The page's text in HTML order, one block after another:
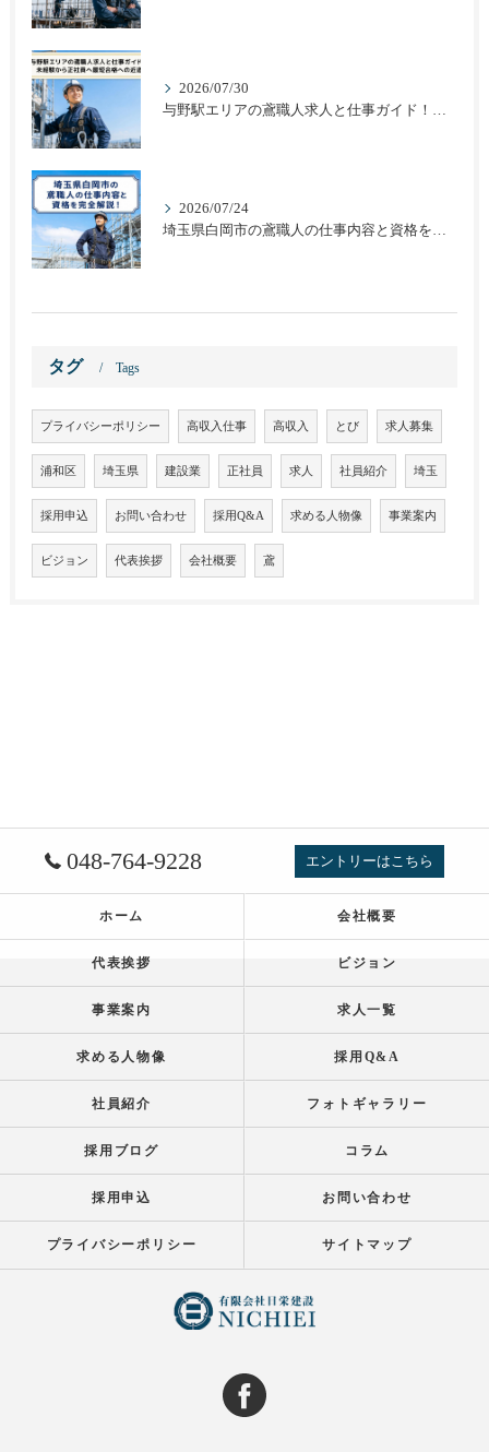
2026/07/30
2026/07/24
タグ Tags
プライバシーポリシー 高収入仕事 高収入 とび 求人募集
浦和区 埼玉県 建設業 正社員 求人 社員紹介 埼玉
採用申込 お問い合わせ 採用Q&A 求める人物像 事業案内
ビジョン 代表挨拶 会社概要 鳶
048-764-9228 エントリーはこちら
ホーム 会社概要
代表挨拶 ビジョン
事業案内 求人一覧
求める人物像 採用Q&A
社員紹介 フォトギャラリー
採用ブログ コラム
採用申込 お問い合わせ
プライバシーポリシー サイトマップ